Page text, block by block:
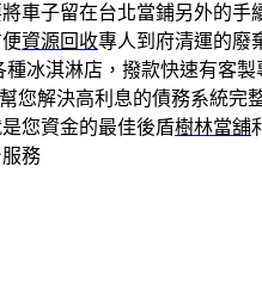
車子留在台北當鋪另外的手
資源回收專人到府清運的廢
種冰淇淋店，撥款快速有客製
幫您解決高利息的債務系統完
您資金的最佳後盾樹林當舖
務